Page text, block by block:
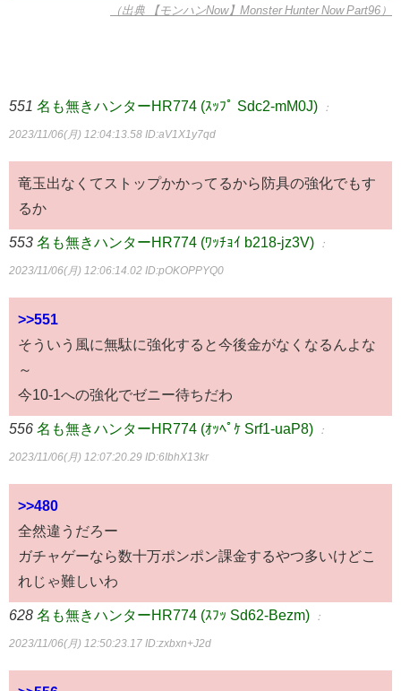
（出典 【モンハンNow】Monster Hunter Now Part96）
551 名も無きハンターHR774 (ｽｯﾌﾟ Sdc2-mM0J) ：
2023/11/06(月) 12:04:13.58 ID:aV1X1y7qd
竜玉出なくてストップかかってるから防具の強化でもす
るか
553 名も無きハンターHR774 (ﾜｯﾁｮｲ b218-jz3V) ：
2023/11/06(月) 12:06:14.02 ID:pOKOPPYQ0
>>551
そういう風に無駄に強化すると今後金がなくなるんよな
～
今10-1への強化でゼニー待ちだわ
556 名も無きハンターHR774 (ｵｯﾍﾟｹ Srf1-uaP8) ：
2023/11/06(月) 12:07:20.29 ID:6IbhX13kr
>>480
全然違うだろー
ガチャゲーなら数十万ポンポン課金するやつ多いけどこ
れじゃ難しいわ
628 名も無きハンターHR774 (ｽﾌｯ Sd62-Bezm) ：
2023/11/06(月) 12:50:23.17 ID:zxbxn+J2d